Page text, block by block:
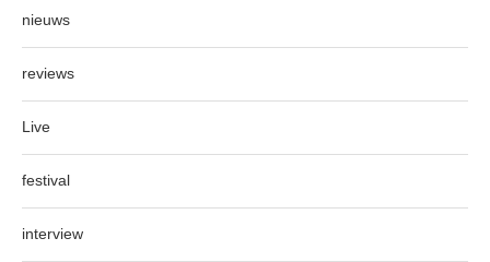
nieuws
reviews
Live
festival
interview